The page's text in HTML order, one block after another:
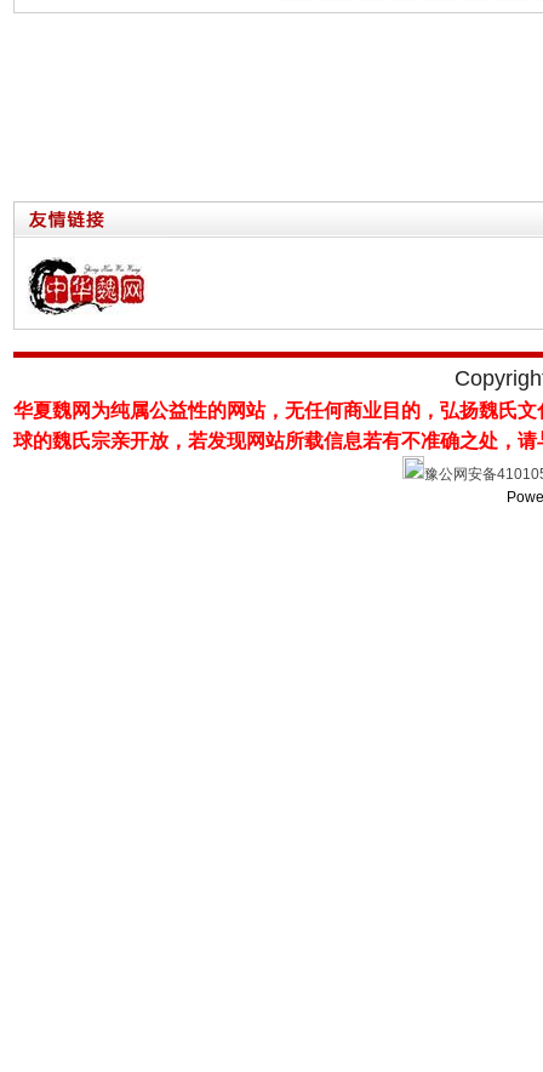
华夏魏网为纯属公益性的网站，无任何商业目的，弘扬魏氏
球的魏氏宗亲开放，若发现网站所载信息若有不准确之处，
豫公网安备